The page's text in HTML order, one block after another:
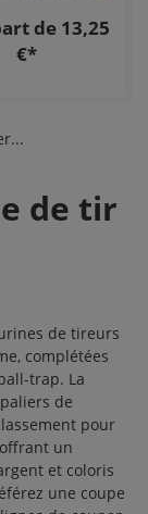
de 13,25
€*
de tir
de tireurs
complétées
trap. La
de
pour
un
et coloris
une coupe